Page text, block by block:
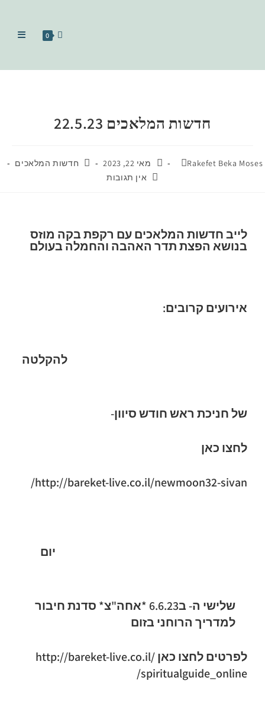
0
חדשות המלאכים 22.5.23
Rakefet Beka Moses מאי 22, 2023
חדשות המלאכים
אין תגובות
לייב חדשות המלאכים עם רקפת בקה מוזס
בנושא הפצת תדר האהבה והחמלה בעולם
אירועים קרובים:
להקלטה
של חניכת ראש חודש סיוון-
לחצו כאן
http://bareket-live.co.il/newmoon32-sivan/
יום
שלישי ה- ב6.6.23 *אחה"צ* סדנת חיבור
למדריך הרוחני בזום
לפרטים לחצו כאןhttp://bareket-live.co.il/
spiritualguide_online/